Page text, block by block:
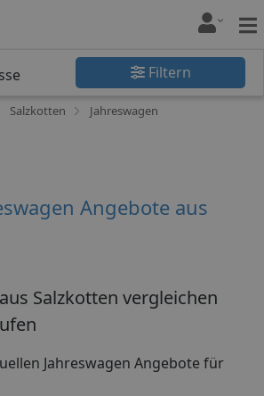
Filtern
Salzkotten Jahreswagen
Angebote aus
Salzkotten vergleichen
Jahreswagen Angebote für